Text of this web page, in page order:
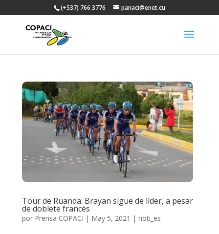
(+537) 766 3776 panaci@enet.cu
Tour de Ruanda: Brayan sigue de líder, a pesar
de doblete francés
por Prensa COPACI | May 5, 2021 | noti_es